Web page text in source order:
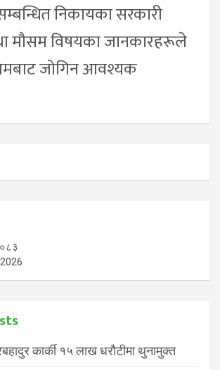
निकायका सरकारी
मौसम विषयका जानकारहरूले
जोगिन आवश्यक
कार्की १५ लाख धरौटीमा थुनामुक्त